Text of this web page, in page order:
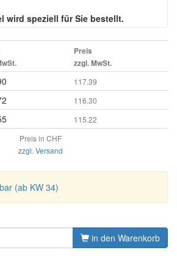
wird speziell für Sie bestellt.
Preis
zzgl. MwSt.
117.39
116.30
115.22
Preis in CHF
zzgl. Versand
(ab KW 34)
in den Warenkorb